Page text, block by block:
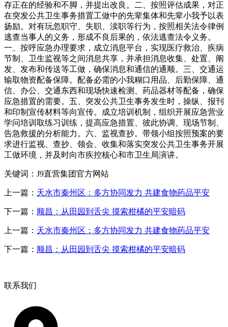
存正在的经验和不脚，并提出改良。二、按照评估成果，对正
在突发公共卫生事务措置工做中的先辈集体和先辈小我予以表
扬励。对有玩忽职守、失职、渎职等行为，按照相关法令律例
逃查当事人的义务，形成不良后果的，依法逃查法令义务。
一、按呼应急办理要求，成立消息平台，实现医疗救治、疾病
节制、卫生监视等之间消息共享，并承担消息收集、处置、阐
发、发布和传送等工做，确保消息和通信的通顺。三、交通运
输取物资配备保障。配备必需的小我糊口用品、后勤保障、通
信、办公、交通东西和现场快速检测、药品器材等配备，确保
应急措置的需要。五、突发公共卫生事务发生时，操纵、报刊
和印制宣传材料等向宣传。成立培训机制，组织开展应急营业
学问培训取练习训练，提高应急措置、彼此协调、现场节制、
告急救援的分析能力。六、监视查抄。带领小组按照预案的要
求进行监视、查抄、领会、收集和落实突发公共卫生事务开展
工做环境，并及时向市疾控核心和市卫生局演讲。
关键词：J9直营集团官方网站
上一篇： 天水市秦州区：多方协同发力 共建食物药品平安
下一篇： 顺昌：从田园到舌尖 摸索柑橘的平安暗码
上一篇： 天水市秦州区：多方协同发力 共建食物药品平安
下一篇： 顺昌：从田园到舌尖 摸索柑橘的平安暗码
联系我们